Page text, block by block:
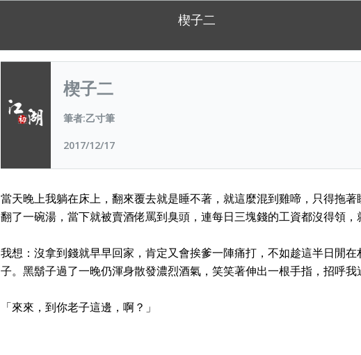
楔子二
楔子二
筆者:乙寸筆
2017/12/17
當天晚上我躺在床上，翻來覆去就是睡不著，就這麼混到雞啼，只得拖
翻了一碗湯，當下就被賣酒佬罵到臭頭，連每日三塊錢的工資都沒得領，
我想：沒拿到錢就早早回家，肯定又會挨爹一陣痛打，不如趁這半日閒
子。黑鬍子過了一晚仍渾身散發濃烈酒氣，笑笑著伸出一根手指，招呼我
「來來，到你老子這邊，啊？」